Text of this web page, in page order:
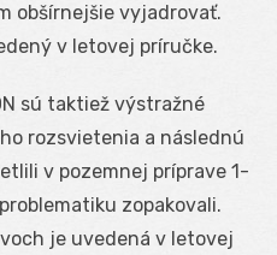
obšírnejšie vyjadrovať.
v letovej príručke.
sú taktiež výstražné
rozsvietenia a následnú
v pozemnej príprave 1-
zopakovali.
je uvedená v letovej